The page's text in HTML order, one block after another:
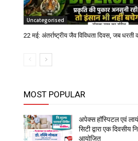
Uncategorised
22 मई: अंतर्राष्ट्रीय जैव विविधता दिवस, जब
MOST POPULAR
अपेक्स हॉस्पिटल एवं
सिटी द्वारा एक दिवसीय
आयोजित